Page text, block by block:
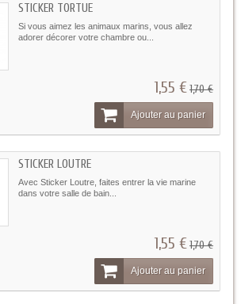
STICKER TORTUE
Si vous aimez les animaux marins, vous allez
adorer décorer votre chambre ou...
1,55 €1,70 €
Ajouter au panier
STICKER LOUTRE
Avec Sticker Loutre, faites entrer la vie marine
dans votre salle de bain...
1,55 €1,70 €
Ajouter au panier